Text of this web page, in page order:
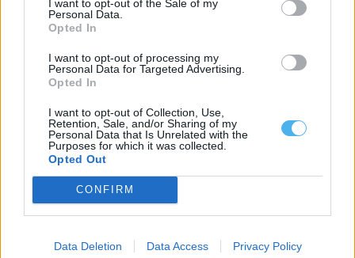
I want to opt-out of the Sale of my
Personal Data.
Opted In
I want to opt-out of processing my
Personal Data for Targeted Advertising.
Opted In
I want to opt-out of Collection, Use,
Retention, Sale, and/or Sharing of my
Personal Data that Is Unrelated with the
Purposes for which it was collected.
Opted Out
CONFIRM
Data Deletion Data Access Privacy Policy
7 Agosto, 2026 - 16:15
As árvores do Montado são as protagonistas desta exposição
em Portel